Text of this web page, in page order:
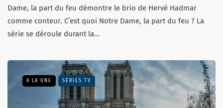
Dame, la part du feu démontre le brio de Hervé Hadmar
comme conteur. C’est quoi Notre Dame, la part du feu ? La
série se déroule durant la…
A LA UNE SÉRIES TV